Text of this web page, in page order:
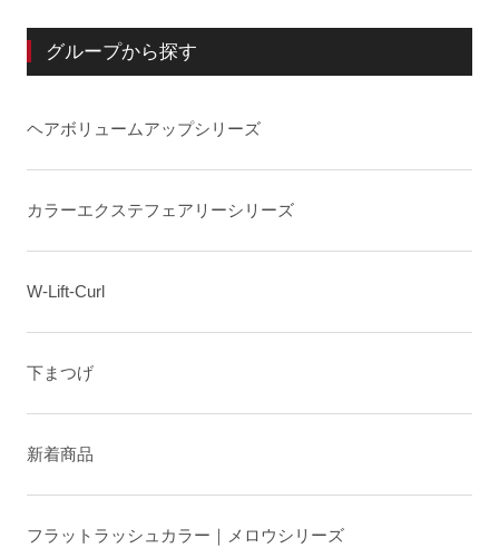
グループから探す
ヘアボリュームアップシリーズ
カラーエクステフェアリーシリーズ
W-Lift-Curl
下まつげ
新着商品
フラットラッシュカラー｜メロウシリーズ